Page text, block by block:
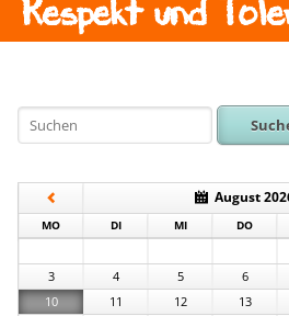
August
MONTAG DIENSTAG MITTWOCH DO
3
4 5 6
10
11 12 13